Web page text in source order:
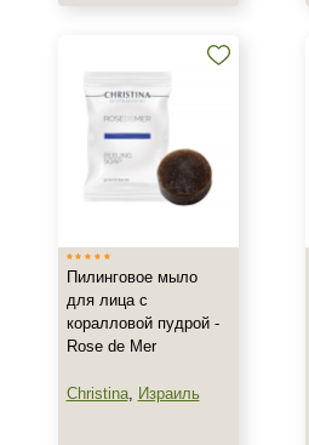
Пилинговое мыло
для лица с
коралловой пудрой -
Rose de Mer
Christina, Израиль